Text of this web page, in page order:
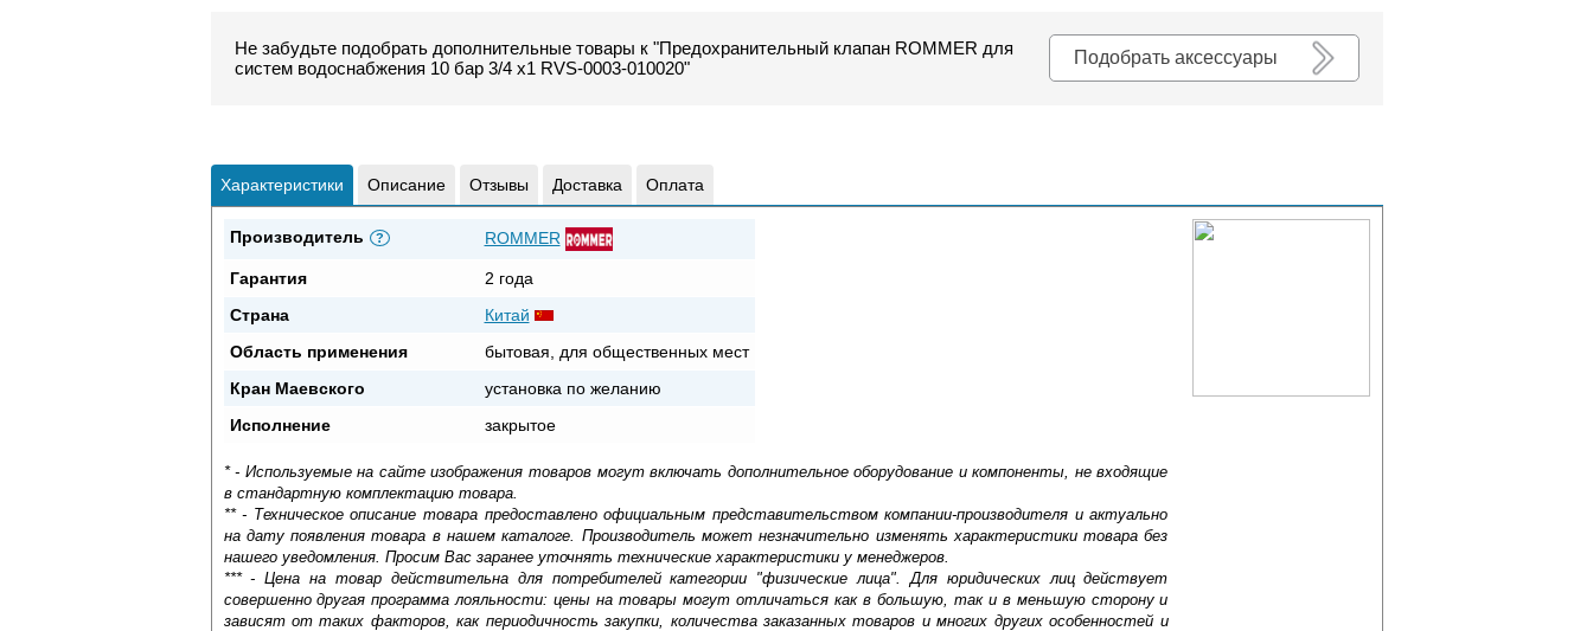
Подобрать аксессуары
Не забудьте подобрать дополнительные товары к "Предохранительный клапан ROMMER для
систем водоснабжения 10 бар 3/4 x1 RVS-0003-010020"
Характеристики Описание Отзывы Доставка Оплата
Производитель ? ROMMER
Гарантия
2 года
Страна
Китай
Область применения
бытовая, для общественных мест
Кран Маевского
установка по желанию
Исполнение
закрытое
* - Используемые на сайте изображения товаров могут включать дополнительное оборудование и компоненты, не входящие
в стандартную комплектацию товара.
** - Техническое описание товара предоставлено официальным представительством компании-производителя и актуально
на дату появления товара в нашем каталоге. Производитель может незначительно изменять характеристики товара без
нашего уведомления. Просим Вас заранее уточнять технические характеристики у менеджеров.
*** - Цена на товар действительна для потребителей категории "физические лица". Для юридических лиц действует
совершенно другая программа лояльности: цены на товары могут отличаться как в большую, так и в меньшую сторону и
зависят от таких факторов, как периодичность закупки, количества заказанных товаров и многих других особенностей и